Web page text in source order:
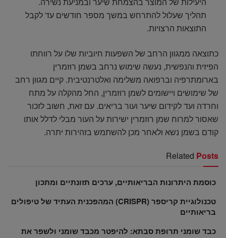
תהליך שעלול להתרחש במשך מספר חודשים עד לקבל
התוצאות הרצויות.
כתוצאה ממגוון הרחב של השפעות חיוביות שלו על רווחתו
הפיזית והנפשית, נעשה שימוש נרחב בשמן רוזמרין
בארומתרפיה וברפואה משלימה ואלטרנטיבית. קיים מגוון רחב
של שימושים ויישומים לשמן רוזמרין, החל מהקלה על מתח
וחרדה ועד לקידום שיער ועור בריאים. עם זאת, חשוב לזכור
שאסור למרוח שמן רוזמרין ישירות על העור מבלי לדלל אותו
קודם בשמן נשא ולאחר מכן להשתמש בזהירות יתרה.
Related Posts
כוסמת היתרונות הבריאותיים, ערכים תזונתיים ומתכון
טכנולוגיית קריספר (CRISPR) המהפכנית העתיד של טיפולים
בריאותיים
כבד שומני תרופת סבתא: להיפטר מכבד שומני ולשפר את